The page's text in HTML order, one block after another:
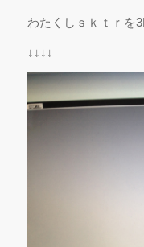
わたくしｓｋｔｒを
↓↓↓↓